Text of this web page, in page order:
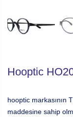
Hooptic
hooptic markasının
maddesine sahip